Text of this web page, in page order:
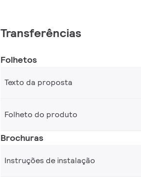
Transferências
Folhetos
Texto da proposta
Folheto do produto
Brochuras
Instruções de instalação